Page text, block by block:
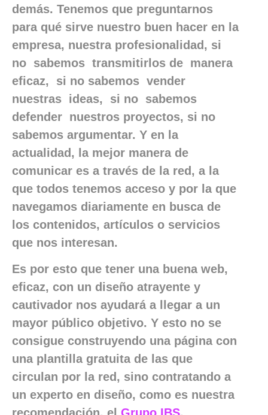
demás. Tenemos que preguntarnos
para qué sirve nuestro buen hacer en la
empresa, nuestra profesionalidad, si
no sabemos transmitirlos de manera
eficaz, si no sabemos vender
nuestras ideas, si no sabemos
defender nuestros proyectos, si no
sabemos argumentar. Y en la
actualidad, la mejor manera de
comunicar es a través de la red, a la
que todos tenemos acceso y por la que
navegamos diariamente en busca de
los contenidos, artículos o servicios
que nos interesan.
Es por esto que tener una buena web,
eficaz, con un diseño atrayente y
cautivador nos ayudará a llegar a un
mayor público objetivo. Y esto no se
consigue construyendo una página con
una plantilla gratuita de las que
circulan por la red, sino contratando a
un experto en diseño, como es nuestra